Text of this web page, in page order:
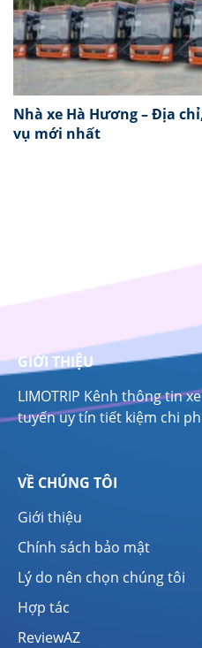
Nhà xe Hà Hương – Địa
vụ mới nhất
GIỚI THIỆU
LIMOTRIP Kênh thông tin
tuyến uy tín tiết kiệm chi
VỀ CHÚNG TÔI
Giới thiệu
Chính sách bảo mật
Lý do nên chọn chúng tôi
Hợp tác
ReviewAZ